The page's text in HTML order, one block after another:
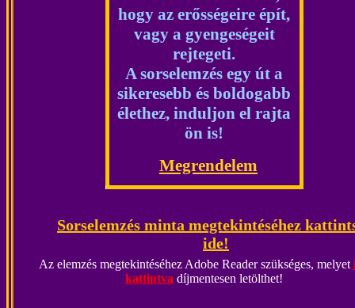
hogy az erősségeire épít,
vagy a gyengeségeit
rejtegeti.
A sorselemzés egy út a
sikeresebb és boldogabb
élethez, induljon el rajta
ön is!
Megrendelem
Sorselemzés minta megtekintéséhez
ide!
Az elemzés megtekintéséhez Adobe Reader szükséges, melyet
kattintva díjmentesen letölthet!